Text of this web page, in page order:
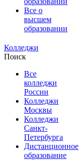
Все о
высшем
образовании
Колледжи
Поиск
Все
колледжи
России
Колледжи
Москвы
Колледжи
Санкт-
Петербурга
Дистанционное
образование